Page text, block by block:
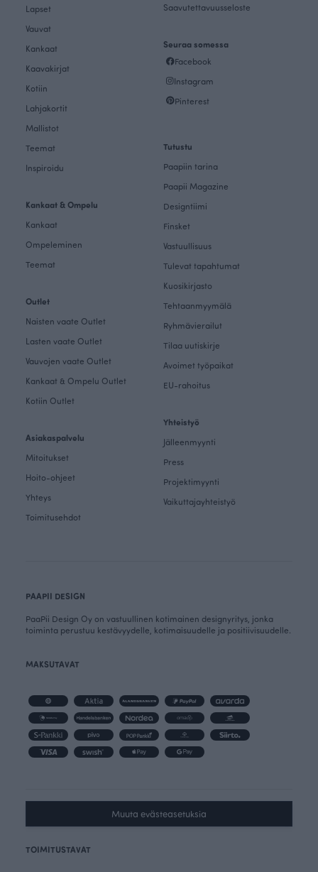
Lapset
Vauvat
Kankaat
Kaavakirjat
Kotiin
Lahjakortit
Mallistot
Teemat
Inspiroidu
Kankaat & Ompelu
Kankaat
Ompeleminen
Teemat
Outlet
Naisten vaate Outlet
Lasten vaate Outlet
Vauvojen vaate Outlet
Kankaat & Ompelu Outlet
Kotiin Outlet
Asiakaspalvelu
Mitoitukset
Hoito-ohjeet
Yhteys
Toimitusehdot
Saavutettavuusseloste
Seuraa somessa
Facebook
Instagram
Pinterest
Tutustu
Paapiin tarina
Paapii Magazine
Designtiimi
Finsket
Vastuullisuus
Tulevat tapahtumat
Kuosikirjasto
Tehtaanmyymälä
Ryhmävierailut
Tilaa uutiskirje
Avoimet työpaikat
EU-rahoitus
Yhteistyö
Jälleenmyynti
Press
Projektimyynti
Vaikuttajayhteistyö
PAAPII DESIGN
PaaPii Design Oy on vastuullinen kotimainen designyritys, jonka
toiminta perustuu kestävyydelle, kotimaisuudelle ja positiivisuudelle.
MAKSUTAVAT
Muuta evästeasetuksia
TOIMITUSTAVAT